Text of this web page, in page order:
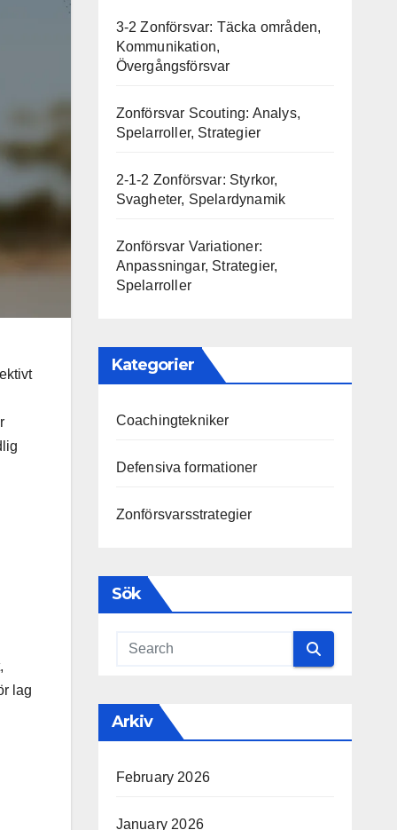
lag
3-2 Zonförsvar: Täcka områden,
Kommunikation,
Övergångsförsvar
Zonförsvar Scouting: Analys,
Spelarroller, Strategier
2-1-2 Zonförsvar: Styrkor,
Svagheter, Spelardynamik
Zonförsvar Variationer:
Anpassningar, Strategier,
Spelarroller
Kategorier
Coachingtekniker
Defensiva formationer
Zonförsvarsstrategier
Sök
Arkiv
February 2026
January 2026